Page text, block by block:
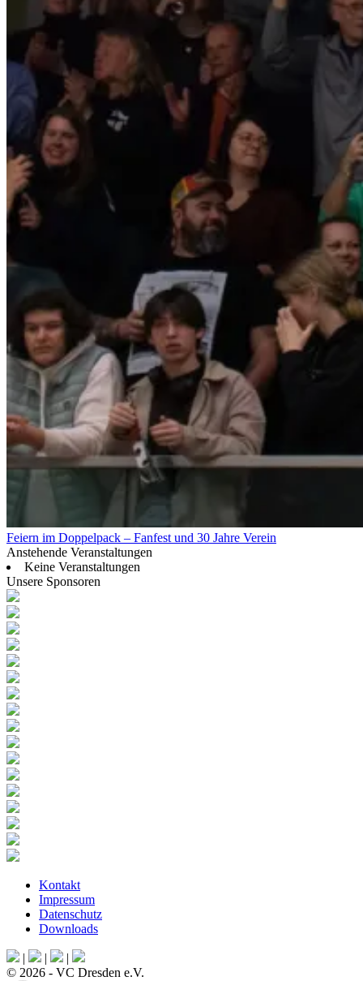
Feiern im Doppelpack – Fanfest und 30 Jahre Verein
Anstehende Veranstaltungen
Keine Veranstaltungen
Unsere Sponsoren
Kontakt
Impressum
Datenschutz
Downloads
| |
|
© 2026 - VC Dresden e.V.